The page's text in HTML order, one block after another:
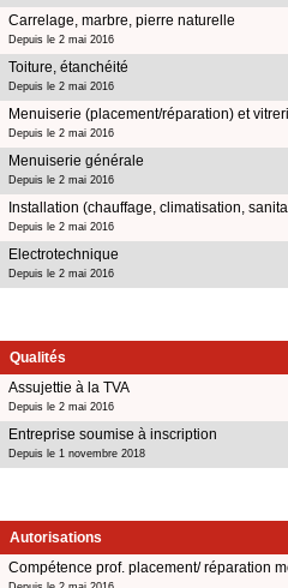
Carrelage, marbre, pierre naturelle
Depuis le 2 mai 2016
Toiture, étanchéité
Depuis le 2 mai 2016
Menuiserie (placement/réparation) et
Depuis le 2 mai 2016
Menuiserie générale
Depuis le 2 mai 2016
Installation (chauffage, climatisation,
Depuis le 2 mai 2016
Electrotechnique
Depuis le 2 mai 2016
Qualités
Assujettie à la TVA
Depuis le 2 mai 2016
Entreprise soumise à inscription
Depuis le 1 novembre 2018
Autorisations
Compétence prof. placement/ réparation